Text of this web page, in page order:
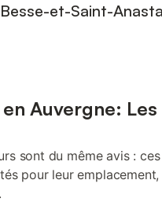
Besse-et-Saint-
Auvergne:
sont du même avis :
pour leur